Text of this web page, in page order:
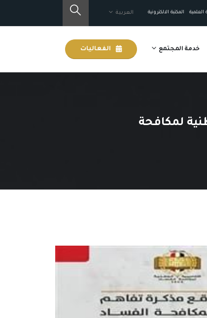
العلمية المكتبة الالكترونية العربية
خدمة المجتمع الفعاليات
لمكافحة